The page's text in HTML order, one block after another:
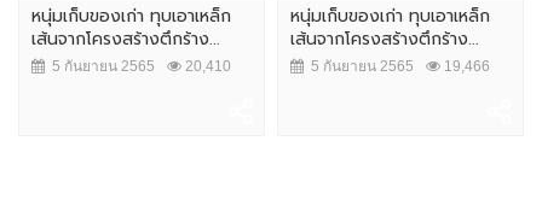
หนุ่มเก็บของเก่า ทุบเอาเหล็ก
เส้นจากโครงสร้างตึกร้าง...
5 กันยายน 2565 20,410
หนุ่มเก็บของเก่า ทุบเอาเหล็ก
เส้นจากโครงสร้างตึกร้าง...
5 กันยายน 2565 19,466